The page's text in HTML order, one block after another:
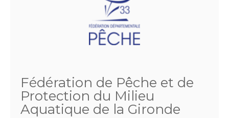
Fédération de Pêche et de
Protection du Milieu
Aquatique de la Gironde